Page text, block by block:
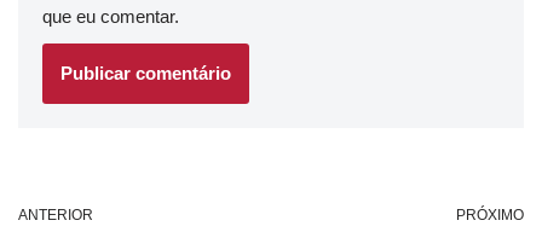
que eu comentar.
ANTERIOR PRÓXIMO